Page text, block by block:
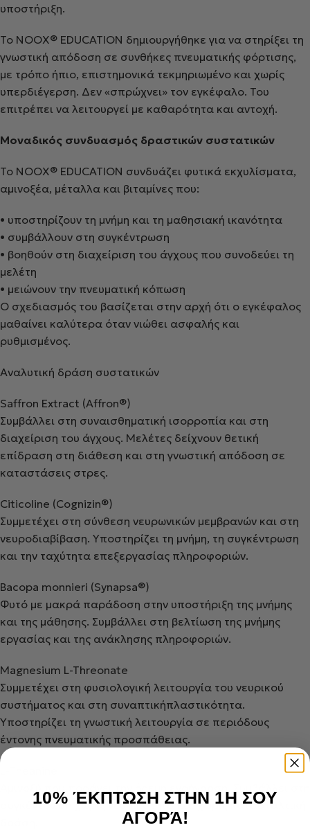
υποστήριξη.
Το NOOX® EDUCATION δημιουργήθηκε για να στηρίξει τη
γνωστική απόδοση σε συνθήκες πνευματικής φόρτισης,
με τρόπο ήπιο, επιστημονικά τεκμηριωμένο και χωρίς
υπερδιέγερση. Δεν «σπρώχνει» τον εγκέφαλο. Του
επιτρέπει να λειτουργεί με καθαρότητα και αντοχή.
Μοναδικός συνδυασμός δραστικών συστατικών
Το NOOX® EDUCATION συνδυάζει φυτικά εκχυλίσματα,
αμινοξέα, μέταλλα και βιταμίνες που:
• υποστηρίζουν τη μνήμη και τη μαθησιακή ικανότητα
• συμβάλλουν στη συγκέντρωση
• βοηθούν στη διαχείριση του άγχους που συνοδεύει τη
μελέτη
• μειώνουν την πνευματική κόπωση
Ο σχεδιασμός του βασίζεται στην αρχή ότι ο εγκέφαλος
μαθαίνει καλύτερα όταν νιώθει ασφαλής και
ρυθμισμένος.
Αναλυτική δράση συστατικών
Saffron Extract (Affron®)
Συμβάλλει στη συναισθηματική ισορροπία και στη
διαχείριση του άγχους. Μελέτες δείχνουν θετική
επίδραση στη διάθεση και στη γνωστική απόδοση σε
καταστάσεις στρες.
Citicoline (Cognizin®)
Συμμετέχει στη σύνθεση νευρωνικών μεμβρανών και στη
νευροδιαβίβαση. Υποστηρίζει τη μνήμη, τη συγκέντρωση
και την ταχύτητα επεξεργασίας πληροφοριών.
Bacopa monnieri (Synapsa®)
Φυτό με μακρά παράδοση στην υποστήριξη της μνήμης
και της μάθησης. Συμβάλλει στη βελτίωση της μνήμης
εργασίας και της ανάκλησης πληροφοριών.
Magnesium L-Threonate
Συμμετέχει στη φυσιολογική λειτουργία του νευρικού
συστήματος και στη συναπτικήπλαστικότητα.
Υποστηρίζει τη γνωστική λειτουργία σε περιόδους
έντονης πνευματικής προσπάθειας.
συγκέντρωση χωρίς νευρικότητα και χωρίς κατασταλτική
10% ΈΚΠΤΩΣΗ ΣΤΗΝ 1Η ΣΟΥ
ΑΓΟΡΆ!